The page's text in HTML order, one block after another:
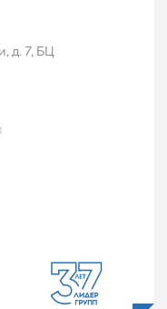
д. 7, БЦ